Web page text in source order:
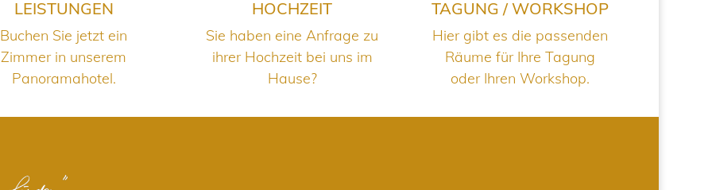
LEISTUNGEN
Buchen Sie jetzt ein
Zimmer in unserem
Panoramahotel.
HOCHZEIT
Sie haben eine Anfrage zu
ihrer Hochzeit bei uns im
Hause?
TAGUNG / WORKSHOP
Hier gibt es die passenden
Räume für Ihre Tagung
oder Ihren Workshop.